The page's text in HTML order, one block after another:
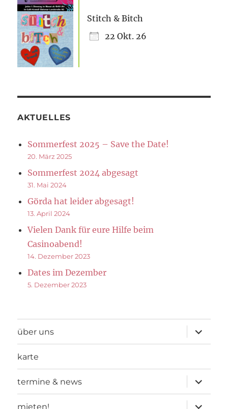
Stitch & Bitch
22 Okt. 26
AKTUELLES
Sommerfest 2025 – Save the Date!
20. März 2025
Sommerfest 2024 abgesagt
31. Mai 2024
Görda hat leider abgesagt!
13. April 2024
Vielen Dank für eure Hilfe beim
Casinoabend!
14. Dezember 2023
Dates im Dezember
5. Dezember 2023
über uns
öffnen
karte
termine & news
öffnen
mieten!